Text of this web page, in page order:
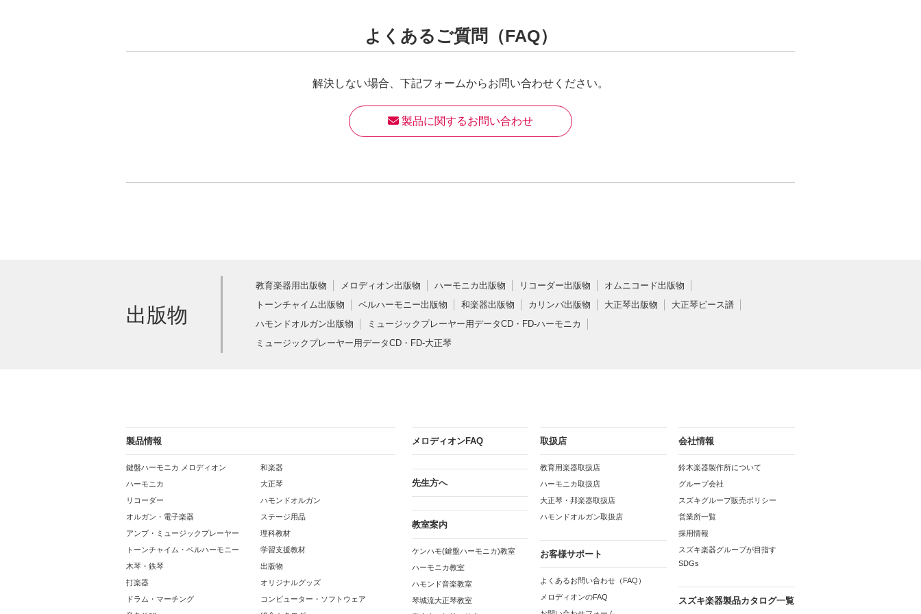
よくあるご質問（FAQ）
解決しない場合、 下記フォームからお問い合わせください。
製品に関するお問い合わせ
出版物
教育楽器用出版物 メロディオン出版物 ハーモニカ出版物 リコーダー出版物
オムニコード出版物
トーンチャイム出版物
ベルハーモニー出版物 和楽器出版物 カリンバ出版物 大正琴出版物
大正琴ピース譜
ハモンドオルガン出版物
ミュージックプレーヤー用データCD・FD-ハーモニカ
ミュージックプレーヤー用データCD・FD-大正琴
製品情報
鍵盤ハーモニカ メロディオン
ハーモニカ
リコーダー
オルガン・電子楽器
アンプ・ミュージックプレーヤー
トーンチャイム・ベルハーモニー
木琴・鉄琴
打楽器
ドラム・マーチング
和楽器
大正琴
ハモンドオルガン
ステージ用品
理科教材
学習支援教材
出版物
オリジナルグッズ
コンピューター・ソフトウェア
メロディオンFAQ
先生方へ
教室案内
ケンハモ(鍵盤ハーモニカ)教室
ハーモニカ教室
ハモンド音楽教室
琴城流大正琴教室
取扱店
教育用楽器取扱店
ハーモニカ取扱店
大正琴・邦楽器取扱店
ハモンドオルガン取扱店
お客様サポート
よくあるお問い合わせ（FAQ）
メロディオンのFAQ
会社情報
鈴木楽器製作所について
グループ会社
スズキグループ販売ポリシー
営業所一覧
採用情報
スズキ楽器グループが目指す
SDGs
スズキ楽器製品カタログ一覧